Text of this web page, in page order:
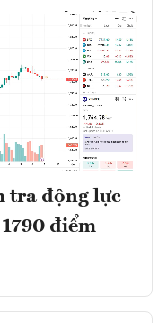
tra động lực
điểm